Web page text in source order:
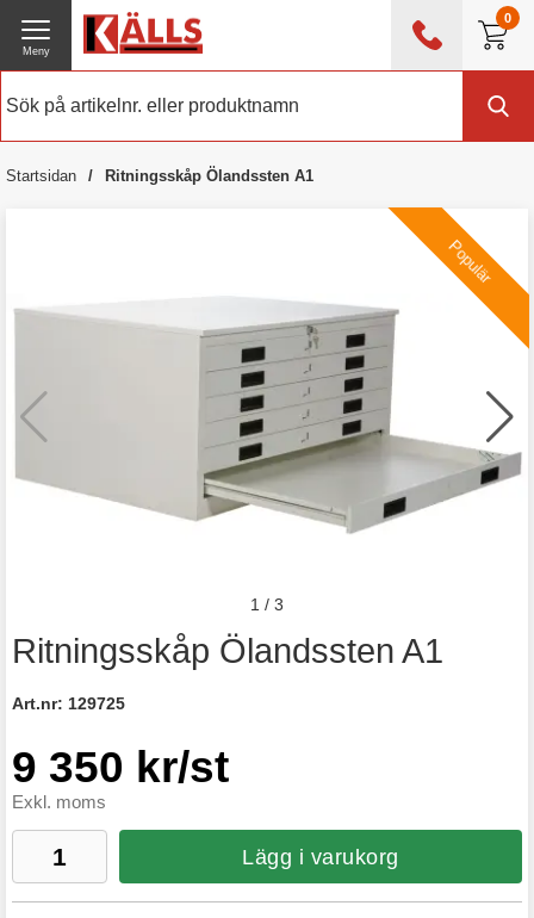
0
0476 - 214 80
Meny
Startsidan Ritningsskåp Ölandssten A1
Ritningsskåp Ölandssten A1
Art.nr: 129725
9 350 kr/st
Exkl. moms
Lägg i varukorg
Populär
1 / 3